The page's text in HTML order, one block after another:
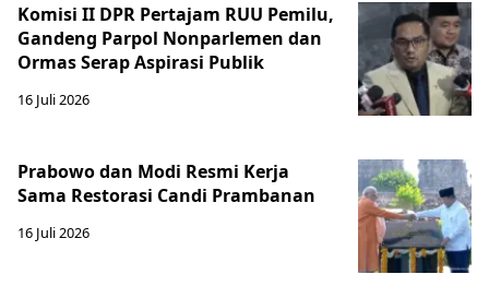
Komisi II DPR Pertajam RUU Pemilu,
Gandeng Parpol Nonparlemen dan
Ormas Serap Aspirasi Publik
16 Juli 2026
Prabowo dan Modi Resmi Kerja
Sama Restorasi Candi Prambanan
16 Juli 2026